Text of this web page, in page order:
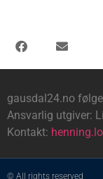
gausdal24.no
Ansvarlig utgiver:
Kontakt:
© All rights reserved